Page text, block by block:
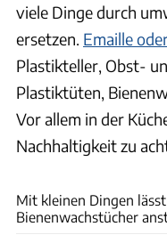
viele Dinge durch
ersetzen. Emaille
Plastikteller, Obst-
Plastiktüten,
Vor allem in der
Nachhaltigkeit zu
Mit kleinen Dingen
Bienenwachstücher